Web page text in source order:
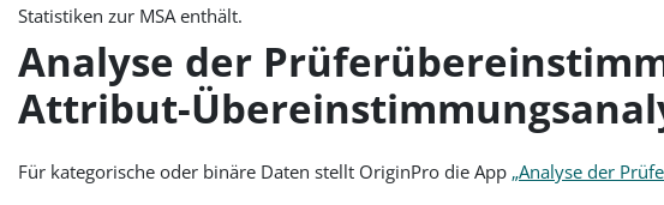
Statistiken zur MSA enthält.
Analyse der
Attribut-
Für kategorische oder binäre Daten stellt OriginPro die App „Analyse der